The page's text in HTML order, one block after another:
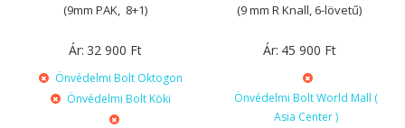
(9mm PAK, 8+1)
Ár: 32 900 Ft
Önvédelmi Bolt Oktogon
Önvédelmi Bolt Köki
(9 mm R Knall, 6-lövetű)
Ár: 45 900 Ft
Önvédelmi Bolt World Mall (
Asia Center )